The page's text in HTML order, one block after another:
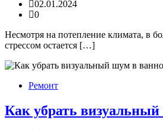
02.01.2024
0
Несмотря на потепление климата, в
стрессом остается […]
Ремонт
Как убрать